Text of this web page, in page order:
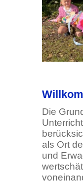
Die
als Ort
und